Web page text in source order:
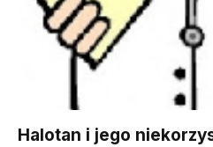
Halotan i jego